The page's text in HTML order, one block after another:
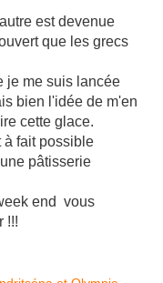
est devenue
que les grecs
je me suis lancée
bien l'idée de m'en
cette glace.
à fait possible
pâtisserie
end vous
!!!